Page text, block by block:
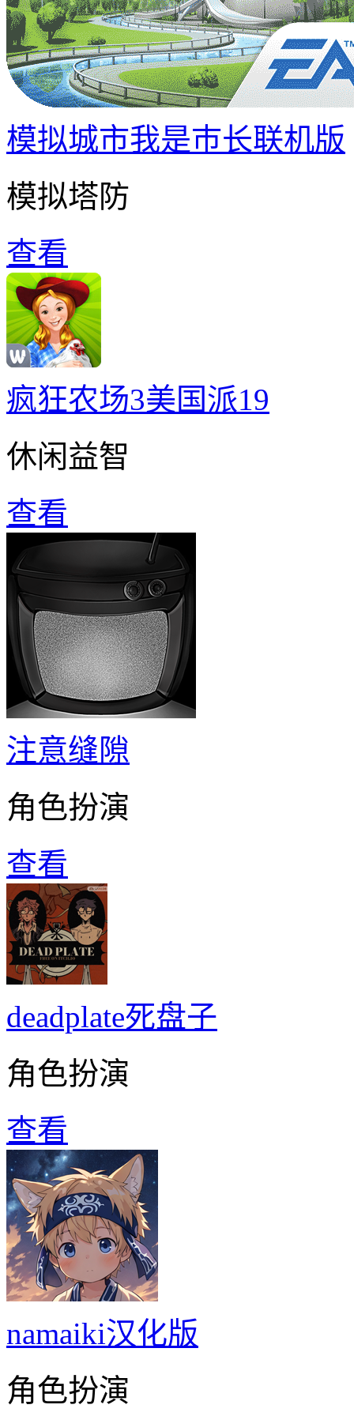
模拟城市我是巿长联机版
模拟塔防
查看
疯狂农场3美国派19
休闲益智
查看
注意缝隙
角色扮演
查看
deadplate死盘子
角色扮演
查看
namaiki汉化版
角色扮演